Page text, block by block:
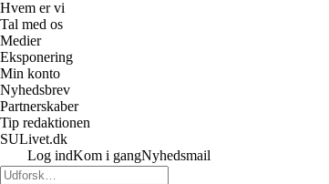
Hvem er vi
Tal med os
Medier
Eksponering
Min konto
Nyhedsbrev
Partnerskaber
Tip redaktionen
SULivet.dk
Log indKom i gangNyhedsmail